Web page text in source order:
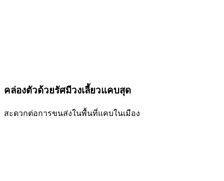
คล่องตัวด้วยรัศมีวงเลี้ยวแคบสุด
สะดวกต่อการขนส่งในพื้นที่แคบในเมือง